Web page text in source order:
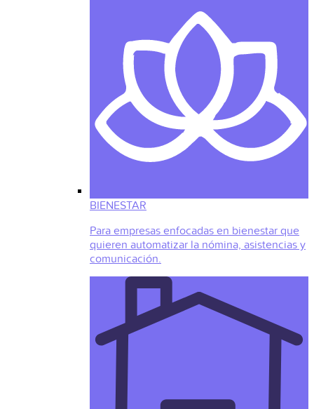
BIENESTAR
Para empresas enfocadas en bienestar que
quieren automatizar la nómina, asistencias y
comunicación.